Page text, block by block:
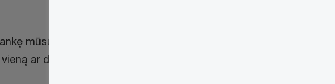
mūsų interneto svetainėje
ar daugiau jo narių